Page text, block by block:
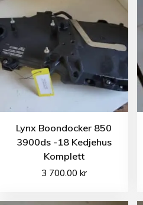
Lynx Boondocker 850
3900ds -18 Kedjehus
Komplett
3 700.00 kr